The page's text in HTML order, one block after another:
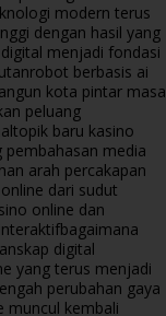
modern terus
dengan hasil yang
menjadi fondasi
robot berbasis ai
kota pintar masa
peluang
topik baru kasino
pembahasan media
arah percakapan
dari sudut
online dan
bagaimana
digital
yang terus menjadi
perubahan gaya
muncul kembali